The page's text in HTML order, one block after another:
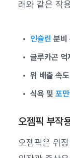
래와 같은 작
인슐린 분비
글루카곤 억
위 배출 속
식욕 및 포
오젬픽 부작
오젬픽은 위